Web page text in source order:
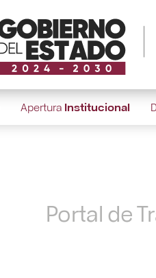
Apertura Institucional
Portal de